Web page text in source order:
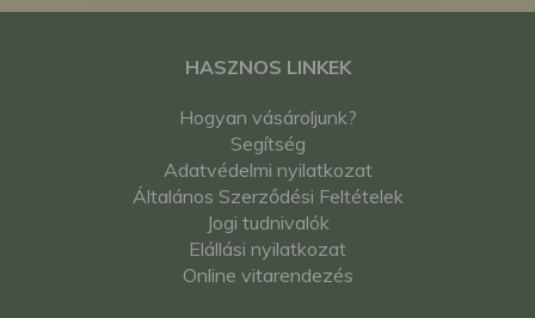
HASZNOS LINKEK
Hogyan vásároljunk?
Segítség
Adatvédelmi nyilatkozat
Általános Szerződési Feltételek
Jogi tudnivalók
Elállási nyilatkozat
Online vitarendezés